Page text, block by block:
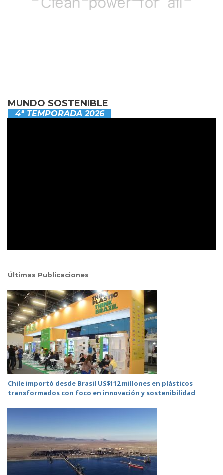
MUNDO SOSTENIBLE
4ª TEMPORADA 2026
Últimas Publicaciones
Chile importó desde Brasil US$112 millones en plásticos
transformados con foco en innovación y sostenibilidad